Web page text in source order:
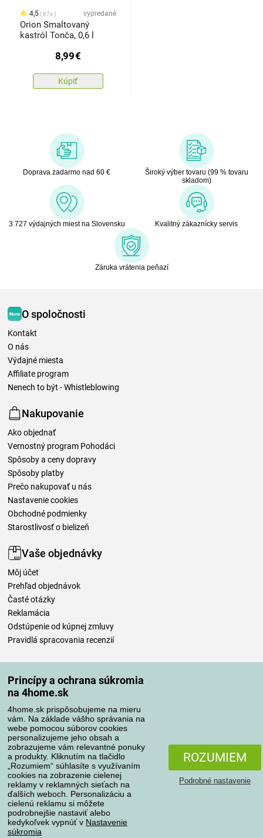
Princípy a ochrana súkromia
na 4home.sk
4home.sk prispôsobujeme na mieru
vám. Na základe vášho správania na
webe pomocou súborov cookies
personalizujeme jeho obsah a
zobrazujeme vám relevantné ponuky
a produkty. Kliknutím na tlačidlo
„Rozumiem“ súhlasíte s využívaním
cookies na zobrazenie cielenej
reklamy v reklamných sieťach na
ďalších weboch. Personalizáciu a
cielenú reklamu si môžete
podrobnejšie nastaviť alebo
kedykoľvek vypnúť v Nastavenie
súkromia
ROZUMIEM
Podrobné nastavenie
4,5 67x vypredané
Orion Smaltovaný
kastról Tonča, 0,6 l
8,99€
Kúpiť
Doprava zadarmo nad 60 €
Široký výber tovaru (99 % tovaru
skladom)
3 727 výdajných miest na Slovensku Kvalitný zákaznícky servis
Záruka vrátenia peňazí
O spoločnosti
Kontakt
O nás
Výdajné miesta
Affiliate program
Nenech to být - Whistleblowing
Nakupovanie
Ako objednať
Vernostný program Pohodáci
Spôsoby a ceny dopravy
Spôsoby platby
Prečo nakupovať u nás
Nastavenie cookies
Obchodné podmienky
Starostlivosť o bielizeň
Vaše objednávky
Môj účet
Prehľad objednávok
Časté otázky
Reklamácia
Odstúpenie od kúpnej zmluvy
Pravidlá spracovania recenzií
Spôsoby platby
Spoľahlivý obchod